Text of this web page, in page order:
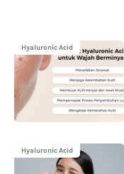
Hyaluronic Acid
Hyaluronic Acid